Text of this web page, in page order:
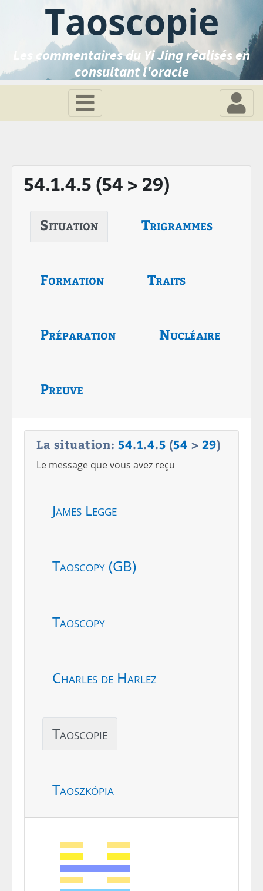
Taoscopie
Les commentaires du Yi Jing réalisés en
consultant l'oracle
54.1.4.5 (54 > 29)
Situation Trigrammes
Formation Traits
Préparation Nucléaire
Preuve
La situation: 54.1.4.5 (54 > 29)
Le message que vous avez reçu
James Legge
Taoscopy (GB)
Taoscopy
Charles de Harlez
Taoscopie
Taoszkópia